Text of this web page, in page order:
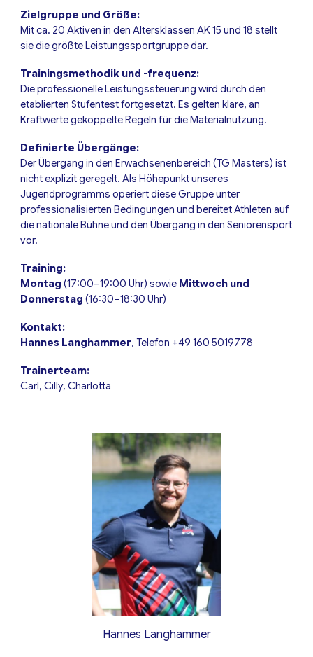
Zielgruppe und Größe:
Mit ca. 20 Aktiven in den Altersklassen AK 15 und 18 stellt
sie die größte Leistungssportgruppe dar.
Trainingsmethodik und -frequenz:
Die professionelle Leistungssteuerung wird durch den
etablierten Stufentest fortgesetzt. Es gelten klare, an
Kraftwerte gekoppelte Regeln für die Materialnutzung.
Definierte Übergänge:
Der Übergang in den Erwachsenenbereich (TG Masters) ist
nicht explizit geregelt. Als Höhepunkt unseres
Jugendprogramms operiert diese Gruppe unter
professionalisierten Bedingungen und bereitet Athleten auf
die nationale Bühne und den Übergang in den Seniorensport
vor.
Training:
Montag (17:00–19:00 Uhr) sowie Mittwoch und
Donnerstag (16:30–18:30 Uhr)
Kontakt:
Hannes Langhammer, Telefon +49160 5019778
Trainerteam:
Carl, Cilly, Charlotta
Hannes Langhammer